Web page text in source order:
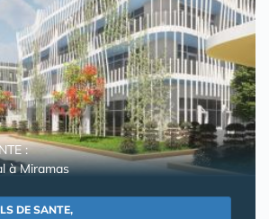
:
à Miramas
DE SANTE,